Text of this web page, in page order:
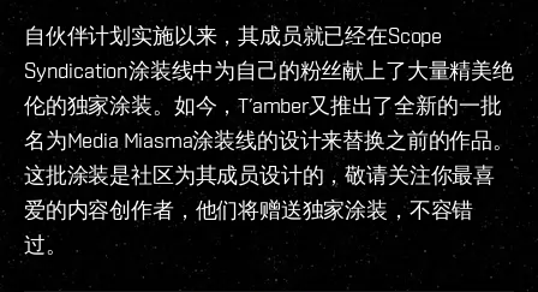
自伙伴计划实施以来，其成员就已经在Scope
Syndication涂装线中为自己的粉丝献上了大量精美绝
伦的独家涂装。如今，T’amber又推出了全新的一批
名为Media Miasma涂装线的设计来替换之前的作品。
这批涂装是社区为其成员设计的，敬请关注你最喜
爱的内容创作者，他们将赠送独家涂装，不容错
过。